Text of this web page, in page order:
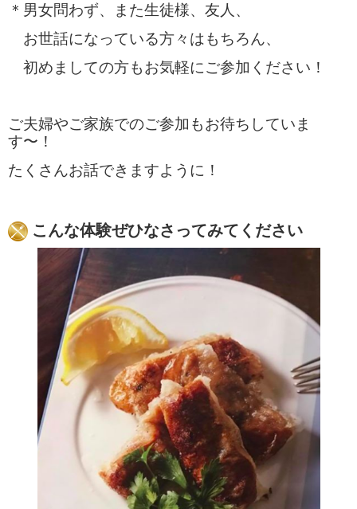
＊男女問わず、また生徒様、友人、
お世話になっている方々はもちろん、
初めましての方もお気軽にご参加ください！
ご夫婦やご家族でのご参加もお待ちしていま
す〜！
たくさんお話できますように！
こんな体験ぜひなさってみてください